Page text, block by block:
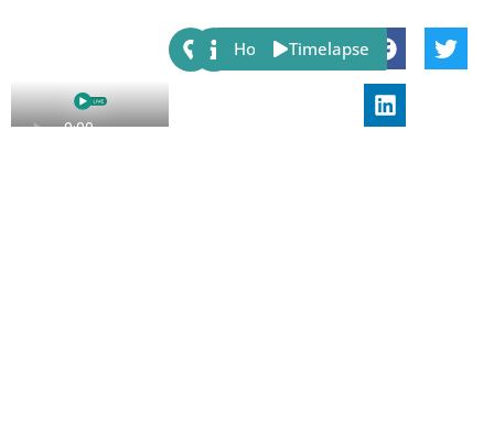
Share:
Host Timelapse